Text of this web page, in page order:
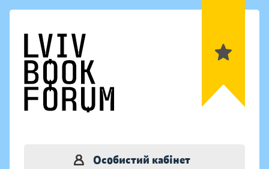
Особистий кабінет